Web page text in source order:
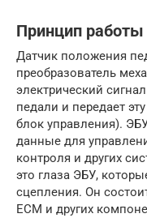
Принцип работы
Датчик положения
преобразователь
электрический
педали и передает
блок управления).
данные для
контроля и других
это глаза ЭБУ,
сцепления. Он
ECM и других